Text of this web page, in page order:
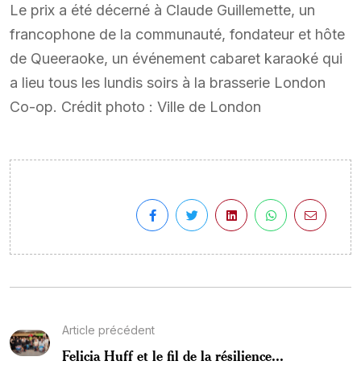
Le prix a été décerné à Claude Guillemette, un
francophone de la communauté, fondateur et hôte
de Queeraoke, un événement cabaret karaoké qui
a lieu tous les lundis soirs à la brasserie London
Co-op. Crédit photo : Ville de London
Article précédent
Felicia Huff et le fil de la résilience...